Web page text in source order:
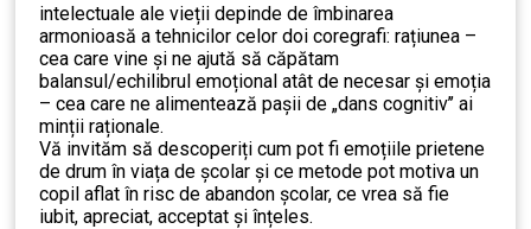
intelectuale ale vieții depinde de îmbinarea
armonioasă a tehnicilor celor doi coregrafi: rațiunea –
cea care vine și ne ajută să căpătam
balansul/echilibrul emoțional atât de necesar și emoția
– cea care ne alimentează pașii de „dans cognitiv’’ ai
minții raționale.
Vă invităm să descoperiți cum pot fi emoțiile prietene
de drum în viața de școlar și ce metode pot motiva un
copil aflat în risc de abandon școlar, ce vrea să fie
iubit, apreciat, acceptat și înțeles.